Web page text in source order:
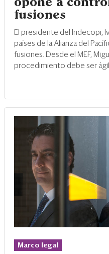
Edición Impresa
opone a
fusiones
El presidente del Indecopi,
países de la Alianza del
fusiones. Desde el MEF,
procedimiento debe ser
Marco legal